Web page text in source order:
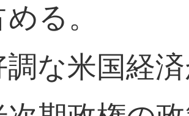
る。
な米国経